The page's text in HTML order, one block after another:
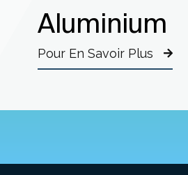
Aluminium
Pour En Savoir Plus